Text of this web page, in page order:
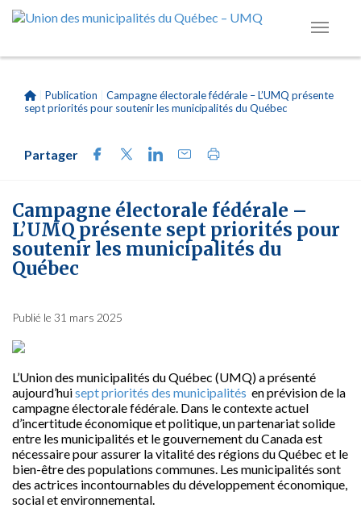
Publication
Campagne électorale fédérale – L’UMQ présente
sept priorités pour soutenir les municipalités du Québec
Partager
Campagne électorale fédérale –
L’UMQ présente sept priorités pour
soutenir les municipalités du
Québec
Publié le 31 mars 2025
L’Union des municipalités du Québec (UMQ) a présenté
aujourd’huisept priorités des municipalités en prévision de la
campagne électorale fédérale. Dans le contexte actuel
d’incertitude économique et politique, un partenariat solide
entre les municipalités et le gouvernement du Canada est
nécessaire pour assurer la vitalité des régions du Québec et le
bien-être des populations communes. Les municipalités sont
des actrices incontournables du développement économique,
social et environnemental.